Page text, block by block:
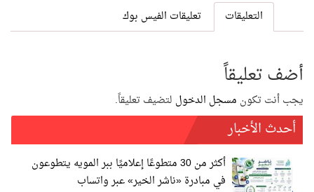
التعليقات تعليقات الفيس بوك
أضف تعليقاً
يجب أنت تكون مسجل الدخول لتضيف تعليقاً.
أحدث الأخبار
أكثر من 30 متطوعًا إعلاميًا ببر المويه يتطوعون
في مبادرة «ناشر الخير» عبر واتساب